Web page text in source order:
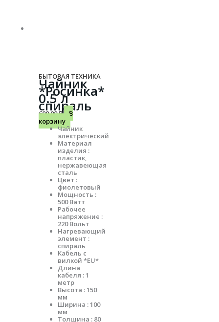
БЫТОВАЯ ТЕХНИКА
Чайник
*Росинка*
0.5 л
спираль
600.00₽
В
корзину
Чайник
электрический
Материал
изделия :
пластик,
нержавеющая
сталь
Цвет :
фиолетовый
Мощность :
500 Ватт
Рабочее
напряжение :
220 Вольт
Нагревающий
элемент :
спираль
Кабель с
вилкой *EU*
Длина
кабеля : 1
метр
Высота : 150
мм
Ширина : 100
мм
Толщина : 80